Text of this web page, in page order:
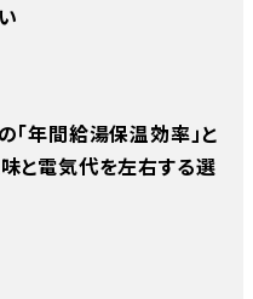
「年間給湯保温効率」と
と電気代を左右する選